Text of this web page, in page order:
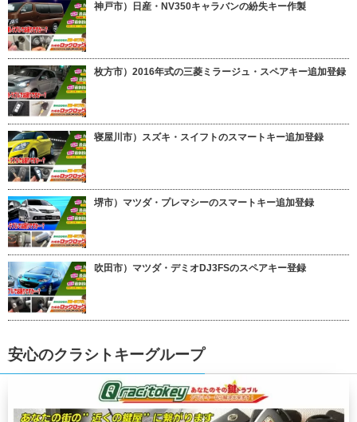
神戸市）日産・NV350キャラバンの紛失キー作製
枚方市）2016年式の三菱ミラージュ・スペアキー追加登録
寝屋川市）スズキ・スイフトのスマートキー追加登録
堺市）マツダ・プレマシーのスマートキー追加登録
吹田市）マツダ・デミオDJ3FSのスペアキー登録
安心のクラシトキーグループ